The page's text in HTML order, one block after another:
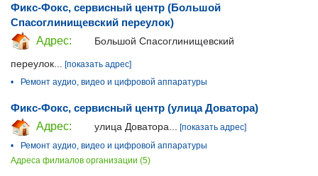
Фикс-Фокс, сервисный центр (Большой
Спасоглинищевский переулок)
Адрес:
Большой Спасоглинищевский
переулок... [показать адрес]
•
Ремонт аудио, видео и цифровой аппаратуры
Фикс-Фокс, сервисный центр (улица Доватора)
Адрес:
улица Доватора... [показать адрес]
•
Ремонт аудио, видео и цифровой аппаратуры
Адреса филиалов организации (5)